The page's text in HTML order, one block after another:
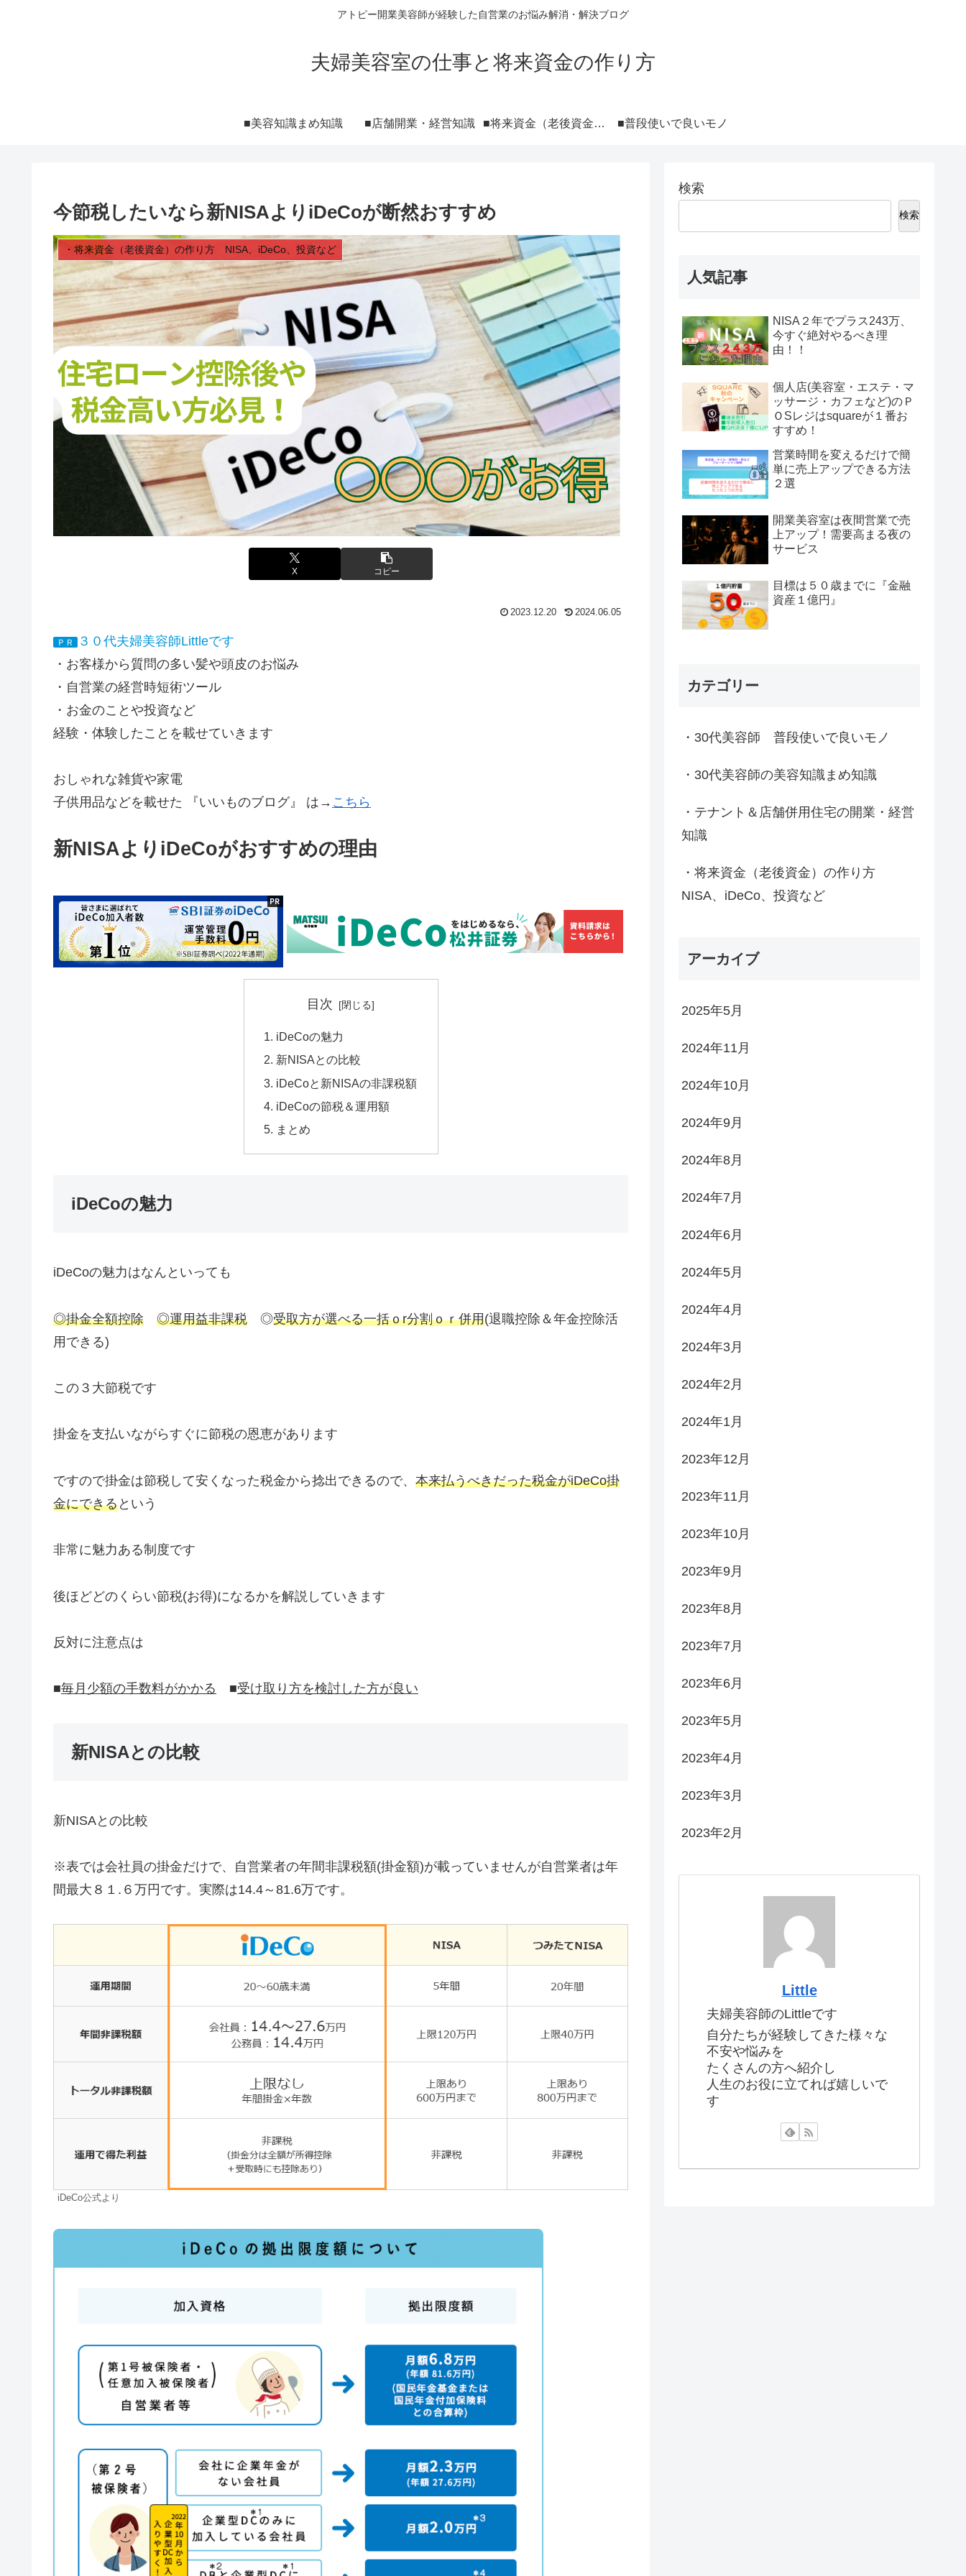
アトピー開業美容師が経験した自営業のお悩み解消・解決ブログ
夫婦美容室の仕事と将来資金の作り方
■美容知識まめ知識 ■店舗開業・経営知識 ■将来資金（老後資金）の作り方 NISA iDeCo 投資 ■普段使いで良いモノ
今節税したいなら新NISAよりiDeCoが断然おすすめ
・将来資金（老後資金）の作り方 NISA、iDeCo、投資など
X コピー
2023.12.20 2024.06.05
ＰＲ
３０代夫婦美容師Littleです
・お客様から質問の多い髪や頭皮のお悩み
・自営業の経営時短術ツール
・お金のことや投資など
経験・体験したことを載せていきます
おしゃれな雑貨や家電
子供用品などを載せた 『いいものブログ』 は→ こちら
新NISAよりiDeCoがおすすめの理由
目次
iDeCoの魅力
新NISAとの比較
iDeCoと新NISAの非課税額
iDeCoの節税＆運用額
まとめ
iDeCoの魅力
iDeCoの魅力はなんといっても
◎掛金全額控除 ◎運用益非課税 ◎受取方が選べる一括ｏr分割ｏｒ併用(退職控除＆年金控除活
用できる)
この３大節税です
掛金を支払いながらすぐに節税の恩恵があります
ですので掛金は節税して安くなった税金から捻出できるので、 本来払うべきだった税金がiDeCo掛
金にできるという
非常に魅力ある制度です
後ほどどのくらい節税(お得)になるかを解説していきます
反対に注意点は
■毎月少額の手数料がかかる ■受け取り方を検討した方が良い
新NISAとの比較
新NISAとの比較
※表では会社員の掛金だけで、自営業者の年間非課税額(掛金額)が載っていませんが自営業者は年
間最大８１.６万円です。実際は14.4～81.6万です。
iDeCo公式より
検索
検索
人気記事
NISA２年でプラス243万、
今すぐ絶対やるべき理
由！！
個人店(美容室・エステ・マ
ッサージ・カフェなど)のＰ
ＯSレジはsquareが１番お
すすめ！
営業時間を変えるだけで簡
単に売上アップできる方法
２選
開業美容室は夜間営業で売
上アップ！需要高まる夜の
サービス
目標は５０歳までに『金融
資産１億円』
カテゴリー
・30代美容師 普段使いで良いモノ
・30代美容師の美容知識まめ知識
・テナント＆店舗併用住宅の開業・経営
知識
・将来資金（老後資金）の作り方
NISA、iDeCo、投資など
アーカイブ
2025年5月
2024年11月
2024年10月
2024年9月
2024年8月
2024年7月
2024年6月
2024年5月
2024年4月
2024年3月
2024年2月
2024年1月
2023年12月
2023年11月
2023年10月
2023年9月
2023年8月
2023年7月
2023年6月
2023年5月
2023年4月
2023年3月
2023年2月
Little
夫婦美容師のLittleです
自分たちが経験してきた様々な
不安や悩みを
たくさんの方へ紹介し
人生のお役に立てれば嬉しいで
す